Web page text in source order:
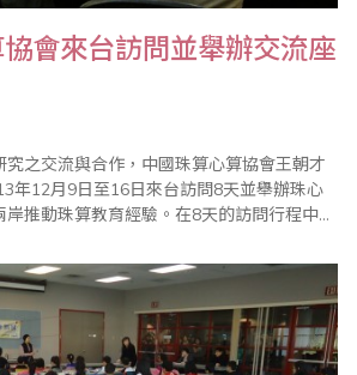
會來台訪問並舉辦交流座
之交流與合作，中國珠算心算協會王朝才
年12月9日至16日來台訪問8天並舉辦珠心
推動珠算教育經驗。在8天的訪問行程中，
中、南部等重點城市及景點，訪問團一行
好水，以及朋友們的好客熱情都留下難忘